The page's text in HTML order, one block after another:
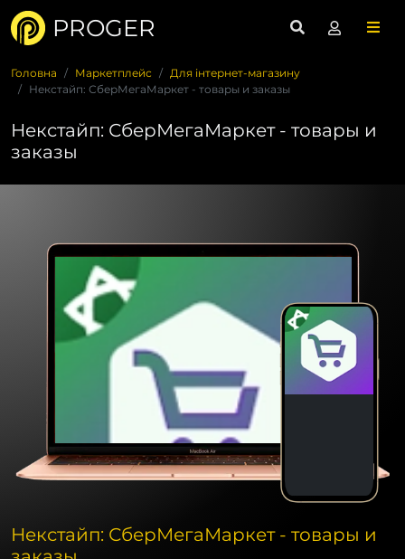
PROGER
Головна Маркетплейс
Для інтернет-магазину
Некстайп: СберМегаМаркет - товары и заказы
Некстайп: СберМегаМаркет - товары и
заказы
Некстайп: СберМегаМаркет - товары и